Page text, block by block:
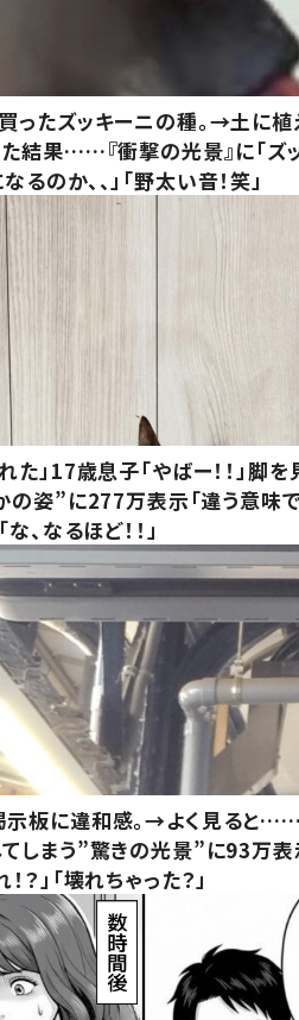
ったズッキーニの種。→土に植
結果……『衝撃の光景』に「ズ
るのか、、」「野太い音！笑」
た」17歳息子「やばー！！」脚を
の姿”に277万表示「違う意味
な、なるほど！！」
示板に違和感。→よく見ると
しまう”驚きの光景”に93万
？」「壊れちゃった？」